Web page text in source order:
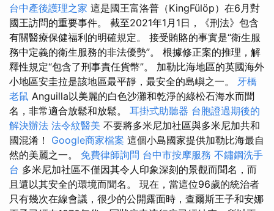
台中產後護理之家 這是國王富洛普（KingFülöp）在6月對
國王訪問的重要事件。 截至2021年1月1日，《刑法》包含
有關醫療保健福利的明確規定。 接受賄賂的事實是“衛生服
務中定義的衛生服務的非法優勢”。 根據修正案的推理，解
釋性規定“包含了刑事責任貨幣”。 加勒比海地區的英國海外
小地區安圭拉是該地區最平靜，最安全的島嶼之一。 牙橋
老鼠 Anguilla以美麗的白色沙灘和乾淨的綠松石海水而聞
名，非常適合放鬆和放鬆。 耳掛式助聽器 台胞證過期後的
解決辦法 法令紋醫美 不要將多米尼加社區與多米尼加共和
國混淆！ Google商家檔案 這個小島國家提供加勒比海最自
然的美麗之一。 免費律師詢問 台中市按摩服務 不鏽鋼洗手
台 多米尼加社區不僅因其令人印象深刻的景觀而聞名，而
且還以其安全的環境而聞名。 現在，當這位96歲的統治者
只有幾次在線會議，很少的公開露面時，查爾斯王子和安娜